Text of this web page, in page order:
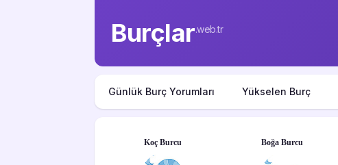
Burçlar.web.tr
Günlük Burç Yorumları Yükselen Burç
Koç Burcu Boğa Burcu